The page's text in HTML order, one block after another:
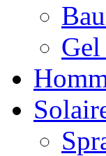
Gel